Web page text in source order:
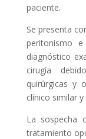
paciente.
Se presenta
peritonismo
diagnóstico
cirugía
quirúrgicas y
clínico similar
La sospecha
tratamiento